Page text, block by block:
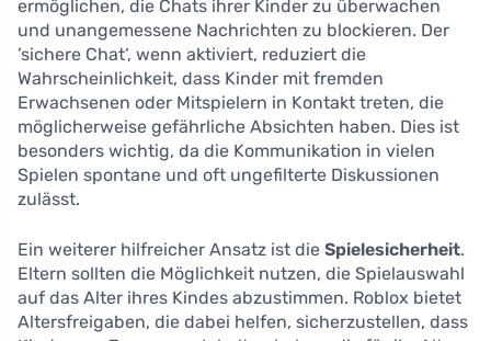
ermöglichen, die Chats ihrer Kinder zu überwachen
und unangemessene Nachrichten zu blockieren. Der
’sichere Chat‘, wenn aktiviert, reduziert die
Wahrscheinlichkeit, dass Kinder mit fremden
Erwachsenen oder Mitspielern in Kontakt treten, die
möglicherweise gefährliche Absichten haben. Dies ist
besonders wichtig, da die Kommunikation in vielen
Spielen spontane und oft ungefilterte Diskussionen
zulässt.
Ein weiterer hilfreicher Ansatz ist die Spielesicherheit.
Eltern sollten die Möglichkeit nutzen, die Spielauswahl
auf das Alter ihres Kindes abzustimmen. Roblox bietet
Altersfreigaben, die dabei helfen, sicherzustellen, dass